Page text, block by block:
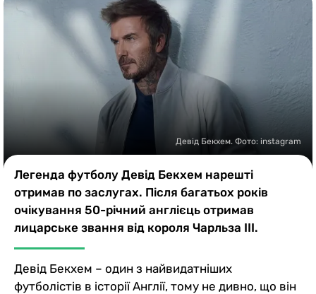
ЧЕ-2028
Девід Бекхем. Фото: instagram
Легенда футболу Девід Бекхем нарешті
отримав по заслугах. Після багатьох років
очікування 50-річний англієць отримав
лицарське звання від короля Чарльза III.
Девід Бекхем – один з найвидатніших
футболістів в історії Англії, тому не дивно, що він